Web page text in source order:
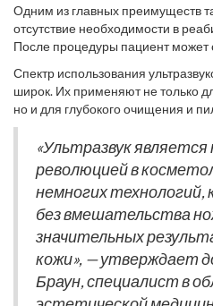
проникновения в глубокие слои
коллагена и эластина. Это, в
улучшению текстуры и упругости
сияющей и свежей.
применяются как в салонах
условиях, обеспечивая
малоинвазивности процедуры.
можно не только подтянуть кожу
улучшить микроциркуляцию, что
обмену веществ и регенерации
Одним из главных преимуществ
отсутствие необходимости в
После процедуры пациент может
любопытных глаз. Это делает
популярными среди занятых
Исследования показывают, что
морщин до 30% за несколько
активной роли в ускорении
действительно творит чудеса с
дерматолог.
Спектр использования
широк. Их применяют не только
но и для глубокого очищения и
способствует лучшему
повышая их эффективность в
ультразвуковых аппаратов в
более доступным благодаря
безопасных для использования
имеют несколько режимов,
индивидуальные потребности
«Ультразвук
революцией в
немногих
без вмешательства
значительных
кожи», — утверждает
Браун, специалист в